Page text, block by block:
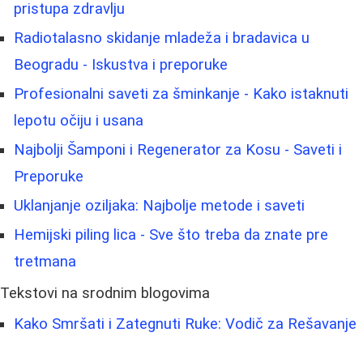
pristupa zdravlju
Radiotalasno skidanje mladeža i bradavica u
Beogradu - Iskustva i preporuke
Profesionalni saveti za šminkanje - Kako istaknuti
lepotu očiju i usana
Najbolji Šamponi i Regenerator za Kosu - Saveti i
Preporuke
Uklanjanje oziljaka: Najbolje metode i saveti
Hemijski piling lica - Sve što treba da znate pre
tretmana
Tekstovi na srodnim blogovima
Kako Smršati i Zategnuti Ruke: Vodič za Rešavanje